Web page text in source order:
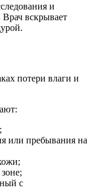
и
Врач вскрывает
потери влаги и
или пребывания на
с